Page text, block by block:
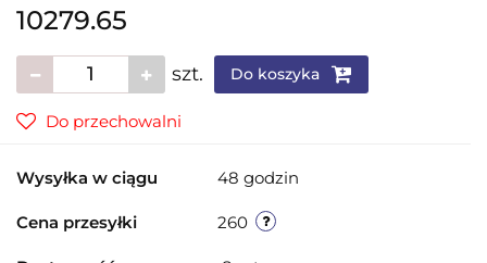
10279.65
szt. Do koszyka
Do przechowalni
Wysyłka w ciągu 48 godzin
Cena przesyłki 260